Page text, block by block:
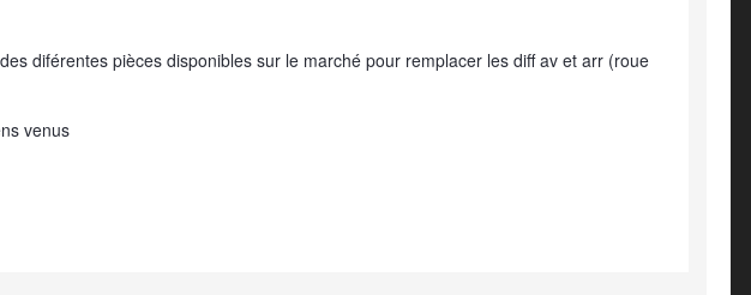
diférentes pièces disponibles sur le marché pour remplacer les diff av et arr (roue
venus